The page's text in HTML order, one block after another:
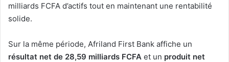
milliards FCFA d’actifs tout en maintenant une rentabilité
solide.
Sur la même période, Afriland First Bank affiche un
résultat net de 28,59 milliards FCFA et un produit net